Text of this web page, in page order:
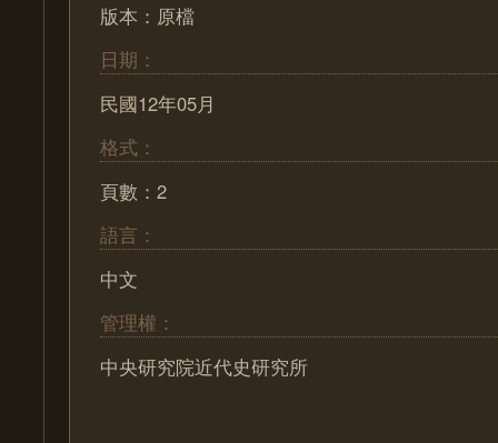
版本：原檔
日期：
民國12年05月
格式：
頁數：2
語言：
中文
管理權：
中央研究院近代史研究所